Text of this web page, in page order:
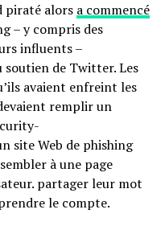
piraté alors a commencé
– y compris des
influents –
de Twitter. Les
avaient enfreint les
remplir un
site Web de phishing
à une page
partager leur mot
le compte.